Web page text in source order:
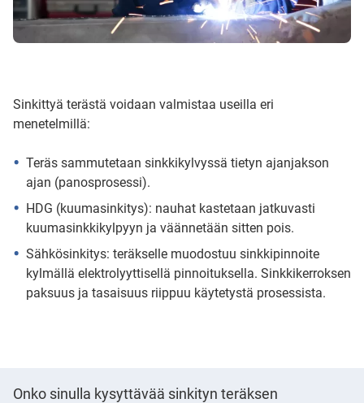
Sinkittyä terästä voidaan valmistaa useilla eri
menetelmillä:
Teräs sammutetaan sinkkikylvyssä tietyn ajanjakson
ajan (panosprosessi).
HDG (kuumasinkitys): nauhat kastetaan jatkuvasti
kuumasinkkikylpyyn ja väännetään sitten pois.
Sähkösinkitys: teräkselle muodostuu sinkkipinnoite
kylmällä elektrolyyttisellä pinnoituksella. Sinkkikerroksen
paksuus ja tasaisuus riippuu käytetystä prosessista.
Onko sinulla kysyttävää sinkityn teräksen